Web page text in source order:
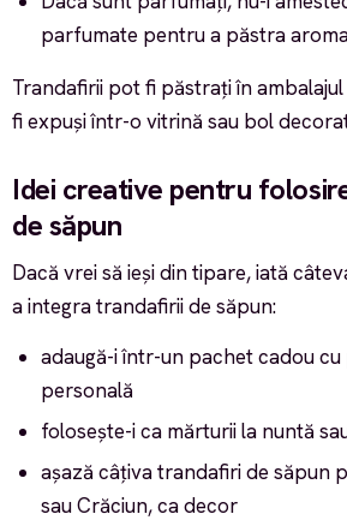
parfumate pentru a păstra
Trandafirii pot fi păstrați în
fi expuși într-o vitrină sau bol
Idei creative pentru
de săpun
Dacă vrei să ieși din tipare, iată
a integra trandafirii de săpun:
adaugă-i într-un pachet cadou
personală
folosește-i ca mărturii la nuntă
așază câțiva trandafiri de săpun
sau Crăciun, ca decor